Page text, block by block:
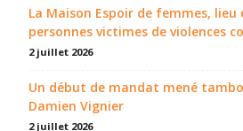
La Maison Espoir de femmes,
personnes victimes de violences
2 juillet 2026
Un début de mandat mené
Damien Vignier
2 juillet 2026